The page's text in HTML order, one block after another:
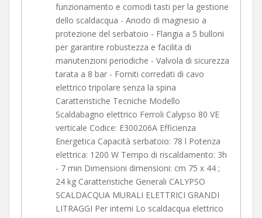
funzionamento e comodi tasti per la gestione
dello scaldacqua - Anodo di magnesio a
protezione del serbatoio - Flangia a 5 bulloni
per garantire robustezza e facilita di
manutenzioni periodiche - Valvola di sicurezza
tarata a 8 bar - Forniti corredati di cavo
elettrico tripolare senza la spina
Caratteristiche Tecniche Modello
Scaldabagno elettrico Ferroli Calypso 80 VE
verticale Codice: E300206A Efficienza
Energetica Capacità serbatoio: 78 l Potenza
elettrica: 1200 W Tempo di riscaldamento: 3h
- 7 min Dimensioni dimensioni: cm 75 x 44 ;
24 kg Caratteristiche Generali CALYPSO
SCALDACQUA MURALI ELETTRICI GRANDI
LITRAGGI Per interni Lo scaldacqua elettrico